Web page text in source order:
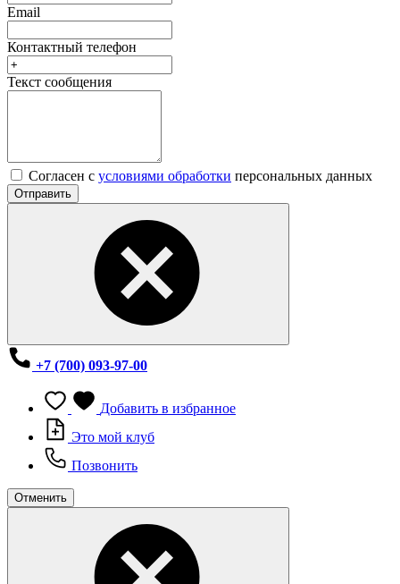
Email
Контактный телефон
Текст сообщения
Согласен с условиями обработки персональных данных
Отправить
+7 (700) 093-97-00
Добавить в избранное
Это мой клуб
Позвонить
Отменить